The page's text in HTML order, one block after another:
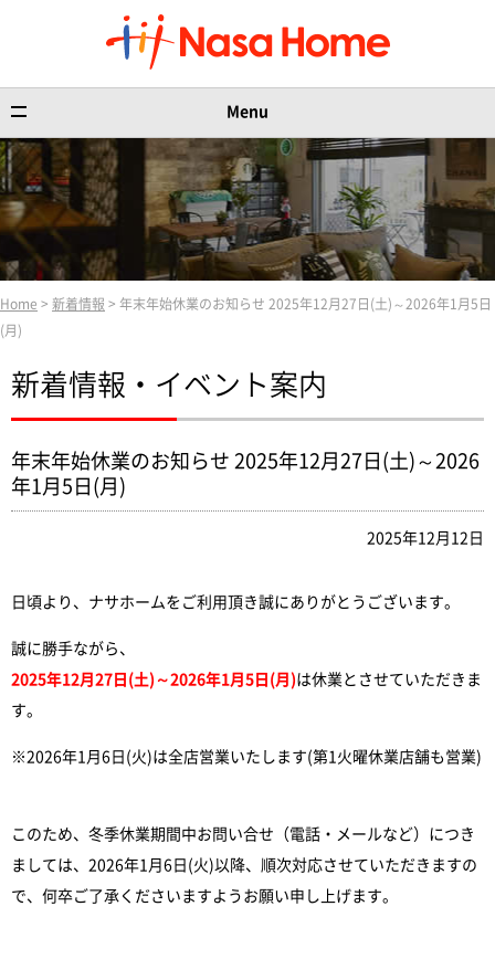
Menu
Home > 新着情報 > 年末年始休業のお知らせ 2025年12月27日(土)～2026年1月5日
(月)
新着情報・イベント案内
年末年始休業のお知らせ 2025年12月27日(土)～2026
年1月5日(月)
2025年12月12日
日頃より、ナサホームをご利用頂き誠にありがとうございます。
誠に勝手ながら、
2025年12月27日(土)～2026年1月5日(月)は休業とさせていただきま
す。
※2026年1月6日(火)は全店営業いたします(第1火曜休業店舗も営業)
このため、冬季休業期間中お問い合せ（電話・メールなど）につき
ましては、2026年1月6日(火)以降、順次対応させていただきますの
で、何卒ご了承くださいますようお願い申し上げます。